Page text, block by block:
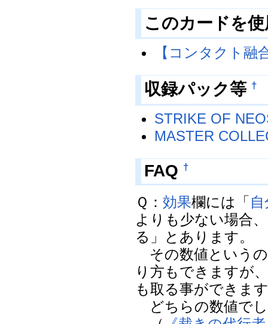
このカードを
【コンタクト融
収録パック等 †
STRIKE OF
MASTER
FAQ †
Ｑ：効果欄には「
よりも少ない場合
る」とあります。
その数値という
り方もできますが
も取る事ができま
どちらの数値で